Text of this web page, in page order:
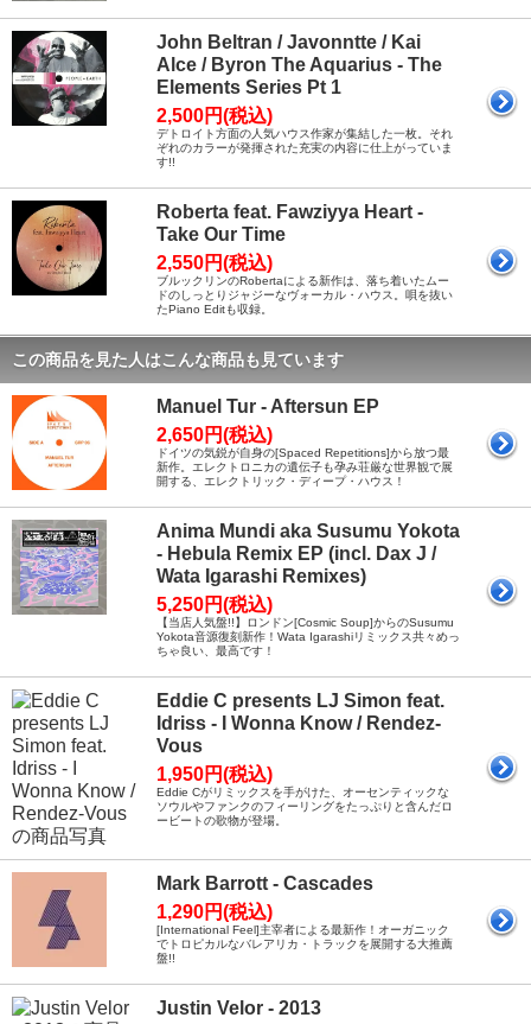
John Beltran / Javonntte / Kai
Alce / Byron The Aquarius - The
Elements Series Pt 1
2,500円(税込)
デトロイト方面の人気ハウス作家が集結した一枚。それ
ぞれのカラーが発揮された充実の内容に仕上がっていま
す!!
Roberta feat. Fawziyya Heart -
Take Our Time
2,550円(税込)
ブルックリンのRobertaによる新作は、落ち着いたムー
ドのしっとりジャジーなヴォーカル・ハウス。唄を抜い
たPiano Editも収録。
この商品を見た人はこんな商品も見ています
Manuel Tur - Aftersun EP
2,650円(税込)
ドイツの気鋭が自身の[Spaced Repetitions]から放つ最
新作。エレクトロニカの遺伝子も孕み荘厳な世界観で展
開する、エレクトリック・ディープ・ハウス！
Anima Mundi aka Susumu Yokota
- Hebula Remix EP (incl. Dax J /
Wata Igarashi Remixes)
5,250円(税込)
【当店人気盤!!】ロンドン[Cosmic Soup]からのSusumu
Yokota音源復刻新作！Wata Igarashiリミックス共々めっ
ちゃ良い、最高です！
Eddie C presents LJ Simon feat.
Idriss - I Wonna Know / Rendez-
Vous
1,950円(税込)
Eddie Cがリミックスを手がけた、オーセンティックな
ソウルやファンクのフィーリングをたっぷりと含んだロ
ービートの歌物が登場。
Mark Barrott - Cascades
1,290円(税込)
[International Feel]主宰者による最新作！オーガニック
でトロピカルなバレアリカ・トラックを展開する大推薦
盤!!
Justin Velor - 2013